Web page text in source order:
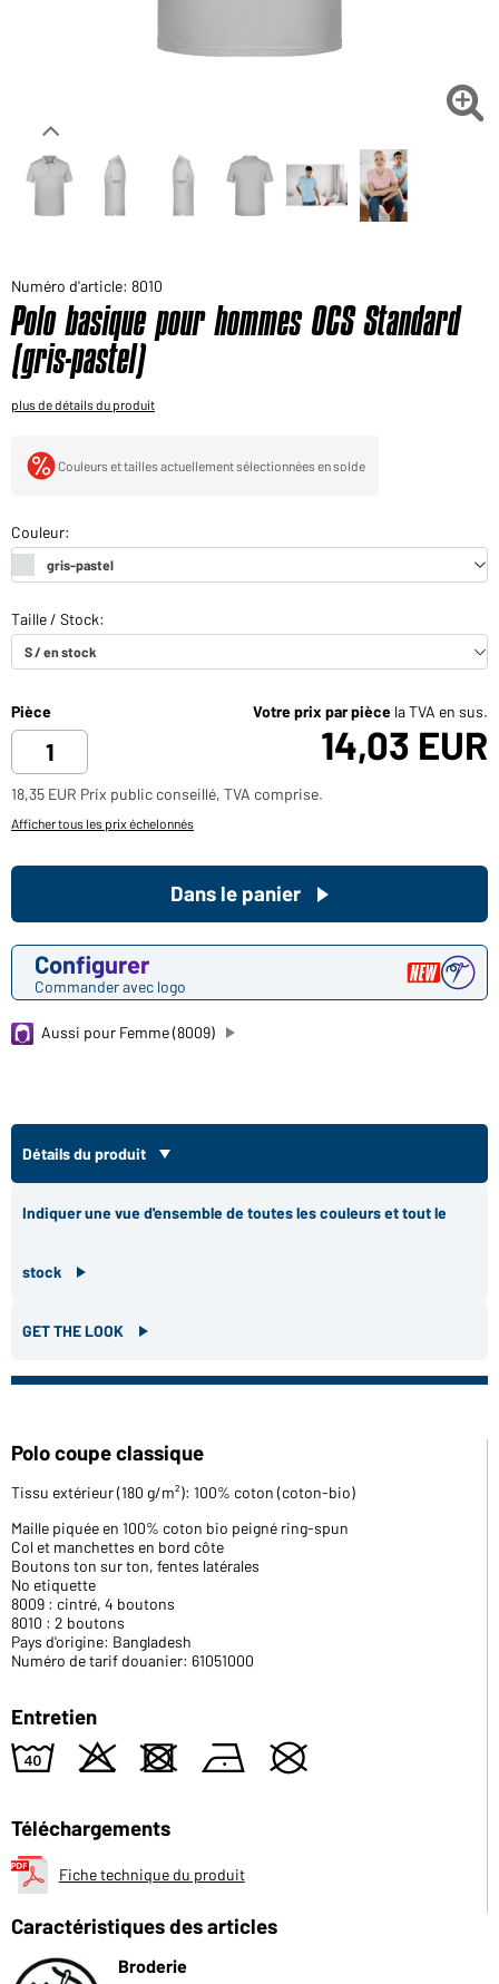

Numéro d'article: 8010
Polo basique pour hommes OCS Standard
(gris-pastel)
plus de détails du produit
Couleurs et tailles actuellement sélectionnées en solde
Pièce Votre prix par pièce la TVA en sus.
14,03 EUR
18,35 EUR Prix public conseillé, TVA comprise.
Afficher tous les prix échelonnés
Configurer
Commander avec logo
Dans le panier
Aussi pour Femme (8009)
Détails du produit
Indiquer une vue d'ensemble de toutes les couleurs et tout le
stock
GET THE LOOK
Polo coupe classique
Tissu extérieur (180 g/m²): 100% coton (coton-bio)
Maille piquée en 100% coton bio peigné ring-spun
Col et manchettes en bord côte
Boutons ton sur ton, fentes latérales
No etiquette
8009 : cintré, 4 boutons
8010 : 2 boutons
Pays d'origine: Bangladesh
Numéro de tarif douanier: 61051000
Entretien
8 o d n U
Téléchargements
Fiche technique du produit
Caractéristiques des articles
Broderie